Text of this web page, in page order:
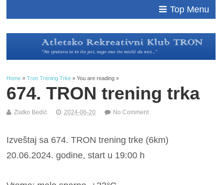
Top Menu
Home »Tron Trening Trke » You are reading »
674. TRON trening trka
Zlatko Bedić 2024-06-20 No Comment
Izveštaj sa 674. TRON trening trke (6km)
20.06.2024. godine, start u 19:00 h